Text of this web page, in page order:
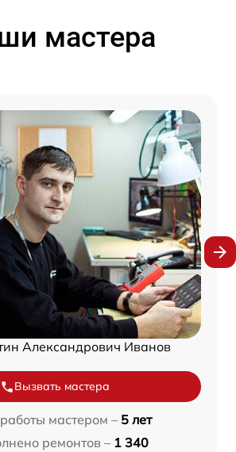
мастера
Александрович Иванов
Вызвать мастера
мастером – 5 лет
ремонтов – 1 340